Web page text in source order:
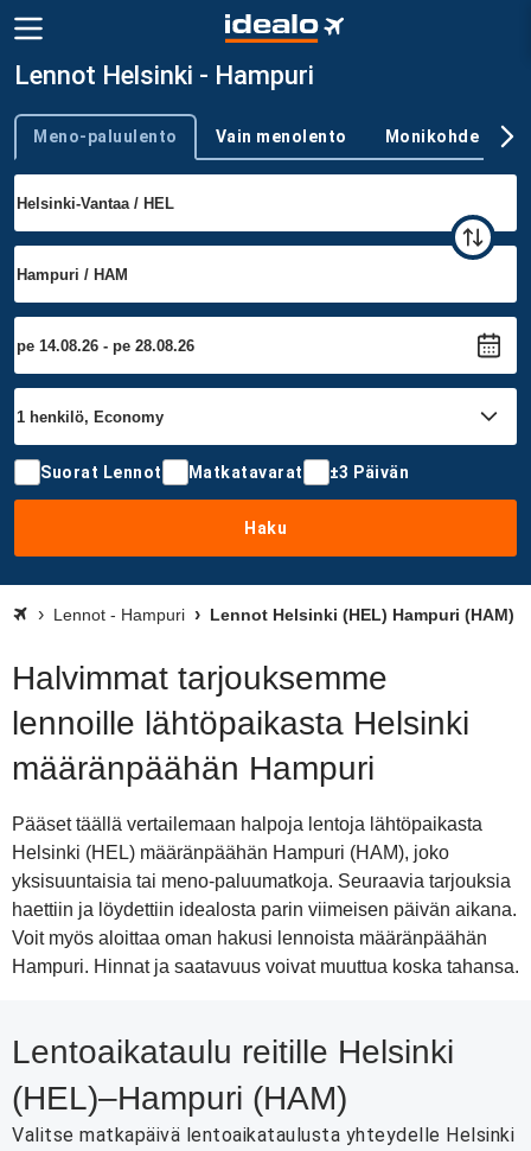
Lennot Helsinki - Hampuri
Trip type
Meno-paluulento Vain menolento Monikohde
Suorat Lennot Matkatavarat ±3 Päivän
Haku
Lennot - Hampuri Lennot Helsinki (HEL) Hampuri (HAM)
Halvimmat tarjouksemme
lennoille lähtöpaikasta Helsinki
määränpäähän Hampuri
Pääset täällä vertailemaan halpoja lentoja lähtöpaikasta
Helsinki (HEL) määränpäähän Hampuri (HAM), joko
yksisuuntaisia tai meno-paluumatkoja. Seuraavia tarjouksia
haettiin ja löydettiin idealosta parin viimeisen päivän aikana.
Voit myös aloittaa oman hakusi lennoista määränpäähän
Hampuri. Hinnat ja saatavuus voivat muuttua koska tahansa.
Lentoaikataulu reitille Helsinki
(HEL)–Hampuri (HAM)
Valitse matkapäivä lentoaikataulusta yhteydelle Helsinki